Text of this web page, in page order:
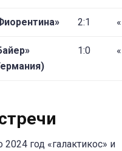
2:1
1:0
2024 год «галактикос» и